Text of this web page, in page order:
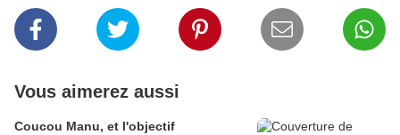
Vous aimerez aussi
Coucou Manu, et l'objectif